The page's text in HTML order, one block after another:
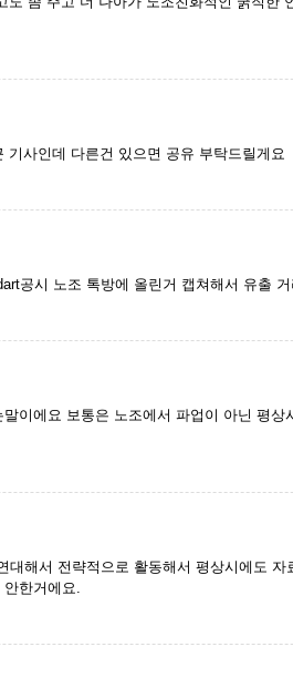
사인데 다른건 있으면 공유 부탁드릴게요
공시 노조 톡방에 올린거 캡쳐해서 유출
이에요 보통은 노조에서 파업이 아닌 평
해서 전략적으로 활동해서 평상시에도
한거에요.